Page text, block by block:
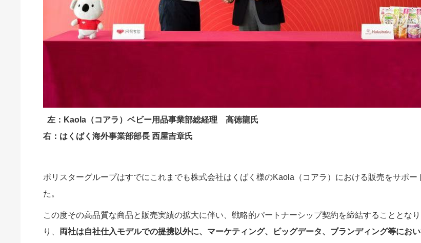
左：Kaola（コアラ）ベビー用品事業部総経理 高徳龍氏
右：はくばく海外事業部部長 西屋吉章氏
ポリスターグループはすでにこれまでも株式会社はくばく様のKaola（コアラ）における販売をサポー
た。
この度その高品質な商品と販売実績の拡大に伴い、戦略的パートナーシップ契約を締結することとな
り、 両社は自社仕入モデルでの提携以外に、マーケティング、ビッグデータ、ブランディング等にお